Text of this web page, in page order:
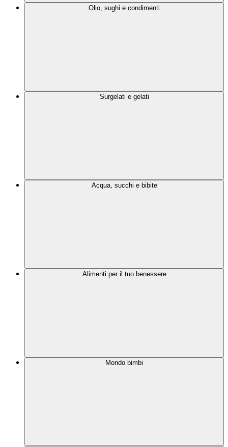
Olio, sughi e condimenti
Surgelati e gelati
Acqua, succhi e bibite
Alimenti per il tuo benessere
Mondo bimbi